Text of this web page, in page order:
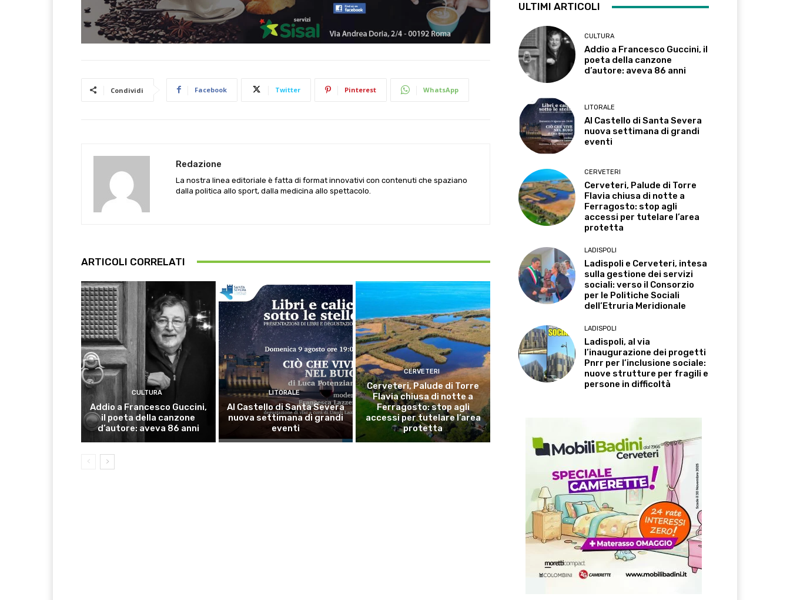
Condividi Facebook Twitter Pinterest WhatsApp
Redazione
La nostra linea editoriale è fatta di format innovativi con contenuti che spaziano
dalla politica allo sport, dalla medicina allo spettacolo.
ARTICOLI CORRELATI
CULTURA
Addio a Francesco Guccini,
il poeta della canzone
d’autore: aveva 86 anni
LITORALE
Al Castello di Santa Severa
nuova settimana di grandi
eventi
CERVETERI
Cerveteri, Palude di Torre
Flavia chiusa di notte a
Ferragosto: stop agli
accessi per tutelare l’area
protetta
ULTIMI ARTICOLI
CULTURA
Addio a Francesco Guccini, il
poeta della canzone
d’autore: aveva 86 anni
LITORALE
Al Castello di Santa Severa
nuova settimana di grandi
eventi
CERVETERI
Cerveteri, Palude di Torre
Flavia chiusa di notte a
Ferragosto: stop agli
accessi per tutelare l’area
protetta
LADISPOLI
Ladispoli e Cerveteri, intesa
sulla gestione dei servizi
sociali: verso il Consorzio
per le Politiche Sociali
dell’Etruria Meridionale
LADISPOLI
Ladispoli, al via
l’inaugurazione dei progetti
Pnrr per l’inclusione sociale:
nuove strutture per fragili e
persone in difficoltà